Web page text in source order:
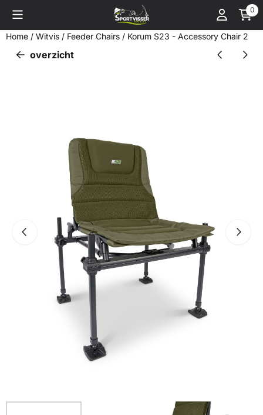
Cookievoorkeuren zijn momenteel gesloten. 0
Home / Witvis / Feeder Chairs / Korum S23 - Accessory Chair 2
overzicht